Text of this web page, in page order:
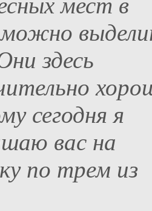
мест в
здесь
сегодня я
вас на
по трем из